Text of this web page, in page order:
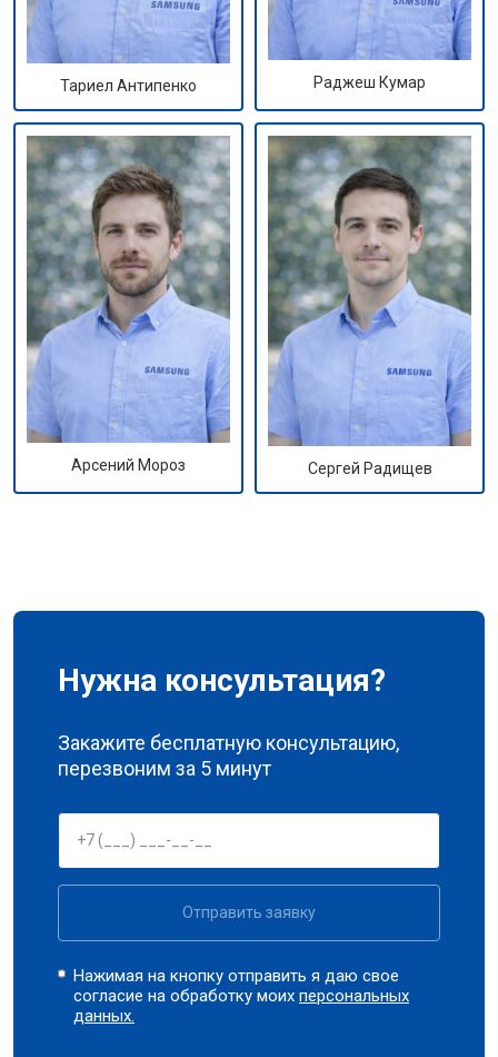
Тариел Антипенко Раджеш Кумар
Арсений Мороз Сергей Радищев
Нужна консультация?
Закажите бесплатную консультацию,
перезвоним за 5 минут
Отправить заявку
Нажимая на кнопку отправить я даю свое
согласие на обработку моихперсональных
данных.